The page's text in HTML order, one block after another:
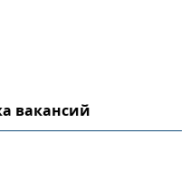
вакансий